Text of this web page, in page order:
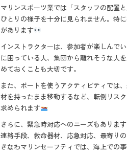
マリンスポーツ業では「スタッフの配置
ひとりの様子を十分に見られません。特
があります
インストラクターは、参加者が楽しんで
に困っている人、集団から離れそうな人
めておくことも大切です。
また、ボートを使うアクティビティでは
材を持ったまま移動するなど、転倒リス
求められます
さらに、緊急時対応へのニーズもありま
連絡手段、救命器材、応急対応、最寄り
きなわマリンセーフティでは、海上での